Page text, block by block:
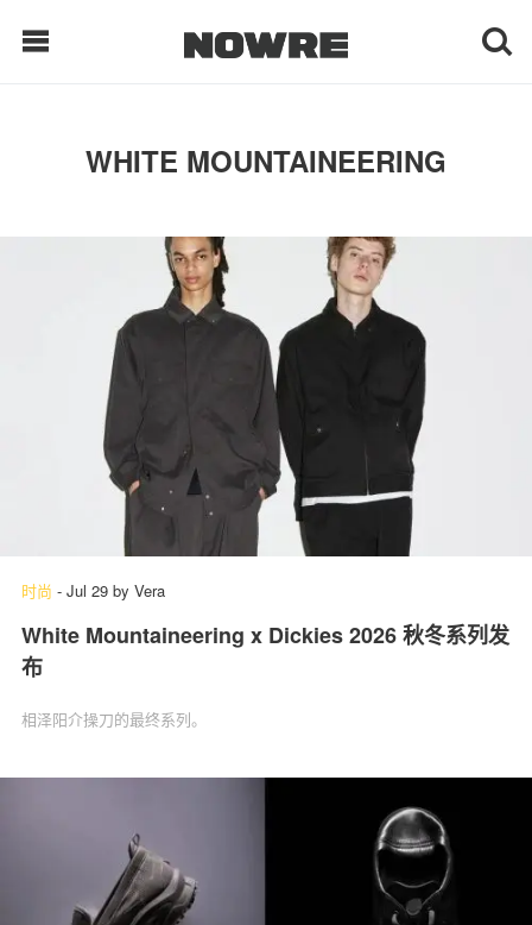
每日鲜榨
现客视点
每日栏目
时 尚
球 鞋
生 活
科 技
WHITE MOUNTAINEERING
时尚 - Jul 29 by Vera
White Mountaineering x Dickies 2026 秋冬系列发
布
相泽阳介操刀的最终系列。